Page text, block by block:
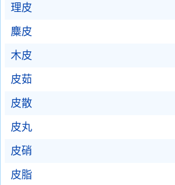
理皮
麋皮
木皮
皮茹
皮散
皮丸
皮硝
皮脂